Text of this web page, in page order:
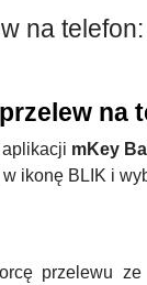
na telefon:
na
mKey
ikonę BLIK i
przelewu